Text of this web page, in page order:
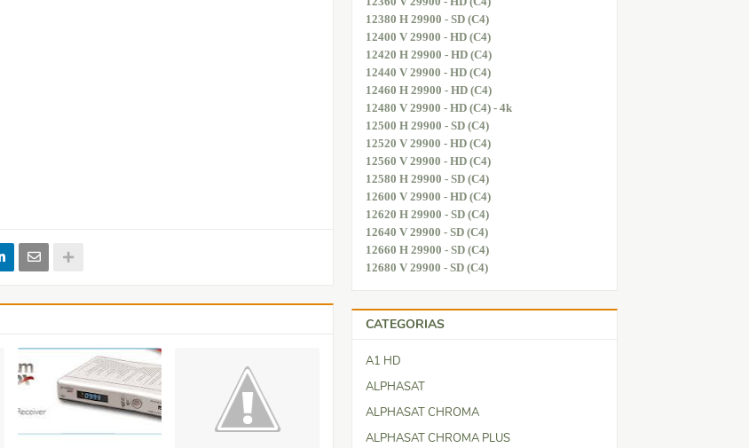
12380 H 29900 - SD (C4)
12400 V 29900 - HD (C4)
12420 H 29900 - HD (C4)
12440 V 29900 - HD (C4)
12460 H 29900 - HD (C4)
12480 V 29900 - HD (C4) - 4k
12500 H 29900 - SD (C4)
12520 V 29900 - HD (C4)
12560 V 29900 - HD (C4)
12580 H 29900 - SD (C4)
12600 V 29900 - HD (C4)
12620 H 29900 - SD (C4)
12640 V 29900 - SD (C4)
12660 H 29900 - SD (C4)
12680 V 29900 - SD (C4)
CATEGORIAS
A1 HD
ALPHASAT
ALPHASAT CHROMA
ALPHASAT CHROMA PLUS